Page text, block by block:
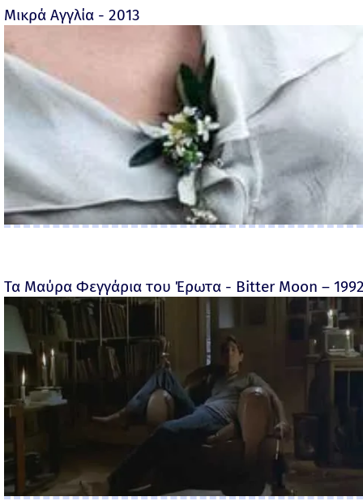
Μικρά Αγγλία - 2013
Τα Μαύρα Φεγγάρια του Έρωτα - Bitter Moon –